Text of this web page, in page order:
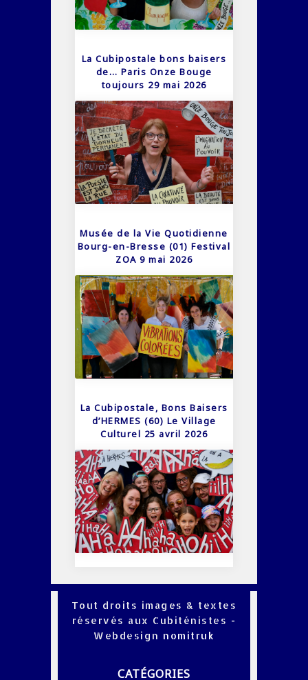
La Cubipostale bons baisers
de… Paris Onze Bouge
toujours 29 mai 2026
Musée de la Vie Quotidienne
Bourg-en-Bresse (01) Festival
ZOA 9 mai 2026
La Cubipostale, Bons Baisers
d’HERMES (60) Le Village
Culturel 25 avril 2026
Tout droits images & textes
réservés aux Cubiténistes -
Webdesign nomitruk
CATÉGORIES